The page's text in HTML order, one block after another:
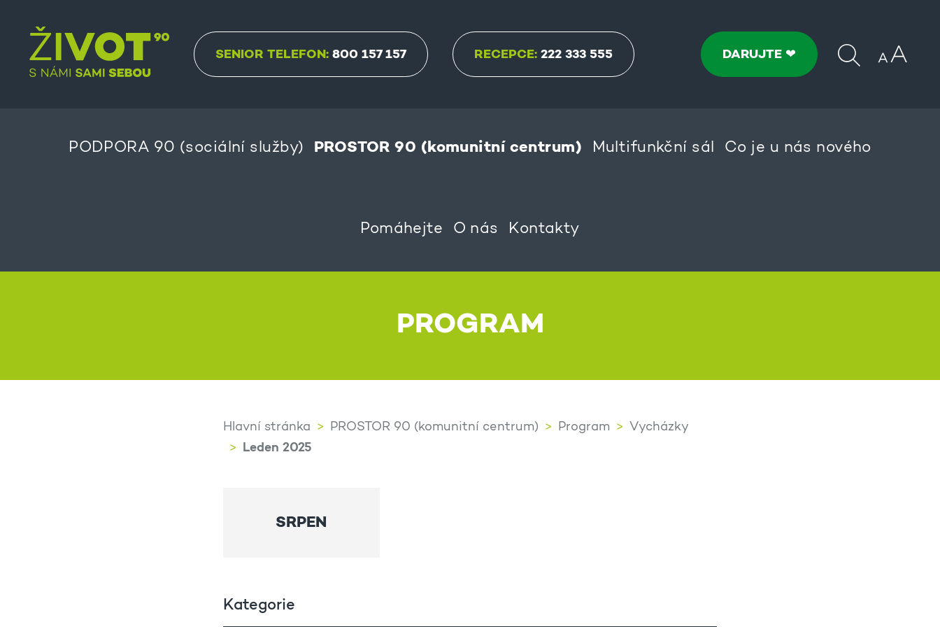
SENIOR TELEFON: 800 157 157 RECEPCE: 222 333 555 DARUJTE ❤
PODPORA 90 (sociální služby) PROSTOR 90 (komunitní centrum) Multifunkční sál Co je u nás nového
Pomáhejte O nás Kontakty
PROGRAM
Hlavní stránka PROSTOR 90 (komunitní centrum) Program Vycházky
Leden 2025
SRPEN
Kategorie